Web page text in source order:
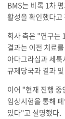
BMS는 비록 1차
활성을 확인했다고
회사 측은 "연구는
결과는 이전 치료
아다그라십과 세
규제당국과 결과
이어 "현재 진행 중
임상시험을 통해
있다"고 설명했다.